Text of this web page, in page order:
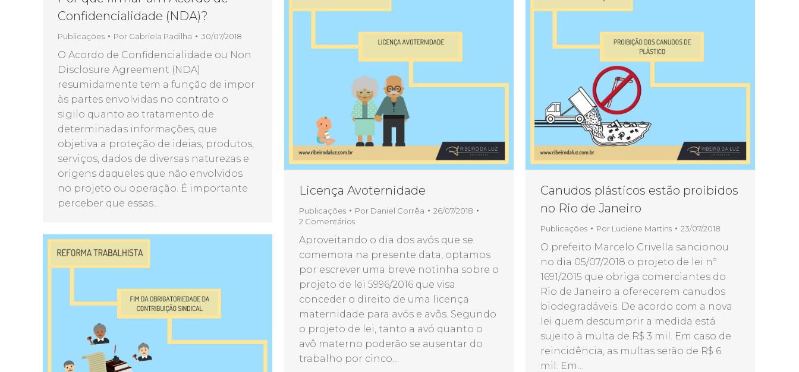
Confidencialidade (NDA)?
Publicações Por Gabriela Padilha 30/07/2018
O Acordo de Confidencialidade ou Non
Disclosure Agreement (NDA)
resumidamente tem a função de impor
às partes envolvidas no contrato o
sigilo quanto ao tratamento de
determinadas informações, que
objetiva a proteção de ideias, produtos,
serviços, dados de diversas naturezas e
origens daqueles que não envolvidos
no projeto ou operação. É importante
perceber que essas…
Licença Avoternidade
Publicações Por Daniel Corrêa
26/07/2018
2 Comentários
Aproveitando o dia dos avós que se
comemora na presente data, optamos
por escrever uma breve notinha sobre o
projeto de lei 5996/2016 que visa
conceder o direito de uma licença
maternidade para avós e avôs. Segundo
o projeto de lei, tanto a avó quanto o
avô materno poderão se ausentar do
trabalho por cinco…
Canudos plásticos estão proibidos
no Rio de Janeiro
Publicações Por Luciene Martins 23/07/2018
O prefeito Marcelo Crivella sancionou
no dia 05/07/2018 o projeto de lei nº
1691/2015 que obriga comerciantes do
Rio de Janeiro a oferecerem canudos
biodegradáveis. De acordo com a nova
lei quem descumprir a medida está
sujeito à multa de R$ 3 mil. Em caso de
reincidência, as multas serão de R$ 6
mil. Em…